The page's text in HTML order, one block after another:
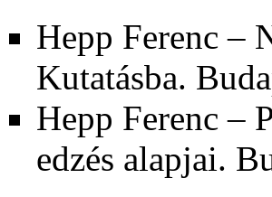
Hepp Ferenc –
Kutatásba.
Hepp Ferenc –
edzés alapjai.